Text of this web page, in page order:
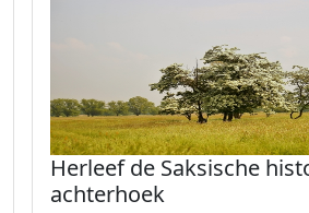
Herleef de Saksische
achterhoek